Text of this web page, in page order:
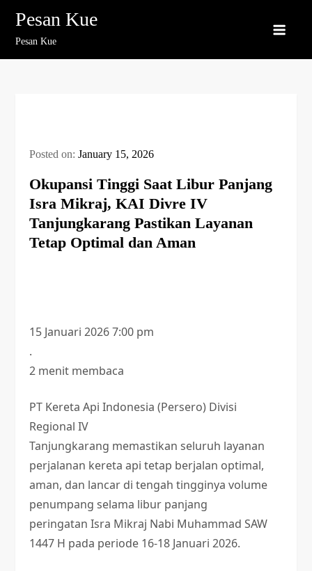
content
Pesan Kue
Pesan Kue
Posted on:January 15, 2026
Okupansi Tinggi Saat Libur Panjang
Isra Mikraj, KAI Divre IV
Tanjungkarang Pastikan Layanan
Tetap Optimal dan Aman
15 Januari 2026 7:00 pm
.
2 menit membaca
PT Kereta Api Indonesia (Persero) Divisi
Regional IV
Tanjungkarang memastikan seluruh layanan
perjalanan kereta api tetap berjalan optimal,
aman, dan lancar di tengah tingginya volume
penumpang selama libur panjang
peringatan Isra Mikraj Nabi Muhammad SAW
1447 H pada periode 16-18 Januari 2026.